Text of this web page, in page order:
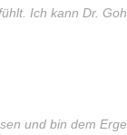
Ich kann Dr.
und bin dem